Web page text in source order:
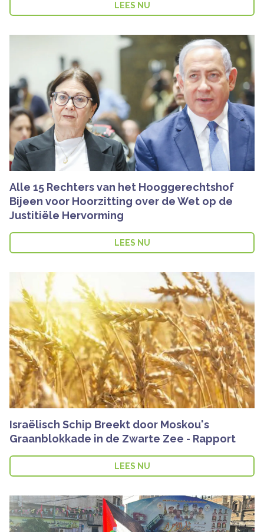
LEES NU
Alle 15 Rechters van het Hooggerechtshof
Bijeen voor Hoorzitting over de Wet op de
Justitiële Hervorming
LEES NU
Israëlisch Schip Breekt door Moskou's
Graanblokkade in de Zwarte Zee - Rapport
LEES NU